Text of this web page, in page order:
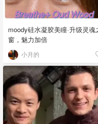
moody硅水凝胶美瞳·升级灵魂
窗，魅力加倍
小月的